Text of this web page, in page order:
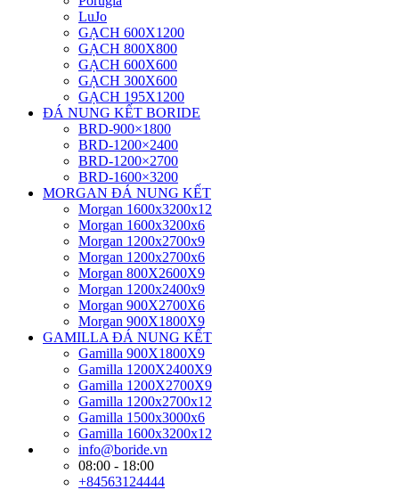
LuJo
GẠCH 600X1200
GẠCH 800X800
GẠCH 600X600
GẠCH 300X600
GẠCH 195X1200
ĐÁ NUNG KẾT BORIDE
BRD-900×1800
BRD-1200×2400
BRD-1200×2700
BRD-1600×3200
MORGAN ĐÁ NUNG KẾT
Morgan 1600x3200x12
Morgan 1600x3200x6
Morgan 1200x2700x9
Morgan 1200x2700x6
Morgan 800X2600X9
Morgan 1200x2400x9
Morgan 900X2700X6
Morgan 900X1800X9
GAMILLA ĐÁ NUNG KẾT
Gamilla 900X1800X9
Gamilla 1200X2400X9
Gamilla 1200X2700X9
Gamilla 1200x2700x12
Gamilla 1500x3000x6
Gamilla 1600x3200x12
info@boride.vn
08:00 - 18:00
+84563124444